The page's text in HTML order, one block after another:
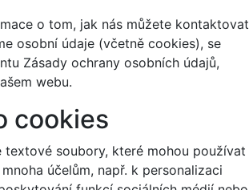
o tom, jak nás můžete kontaktovat
osobní údaje (včetně cookies), se
Zásady ochrany osobních údajů,
webu.
cookies
textové soubory, které mohou používat
účelům, např. k personalizaci